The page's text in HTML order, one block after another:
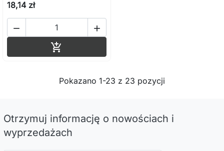
18,14 zł
 

Pokazano 1-23 z 23 pozycji
Otrzymuj informację o nowościach i
wyprzedażach